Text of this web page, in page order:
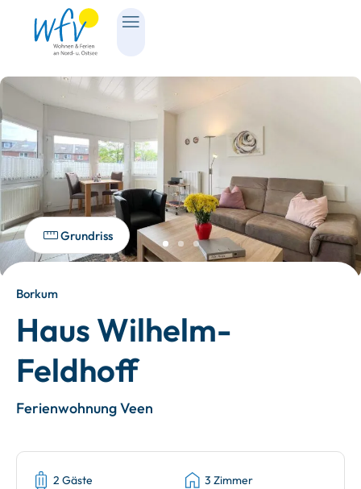
Grundriss
Borkum
Haus Wilhelm-
Feldhoff
Ferienwohnung Veen
2 Gäste 3 Zimmer